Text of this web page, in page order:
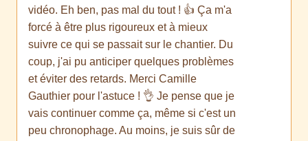
vidéo. Eh ben, pas mal du tout ! 👍 Ça m'a
forcé à être plus rigoureux et à mieux
suivre ce qui se passait sur le chantier. Du
coup, j'ai pu anticiper quelques problèmes
et éviter des retards. Merci Camille
Gauthier pour l'astuce ! 👌 Je pense que je
vais continuer comme ça, même si c'est un
peu chronophage. Au moins, je suis sûr de